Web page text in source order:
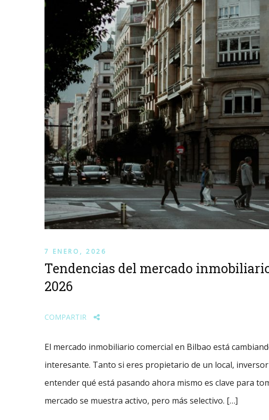
7 ENERO, 2026
Tendencias del mercado
2026
COMPARTIR
El mercado inmobiliario comercial en Bilbao está
interesante. Tanto si eres propietario de un local,
entender qué está pasando ahora mismo es clave para
mercado se muestra activo, pero más selectivo. […]